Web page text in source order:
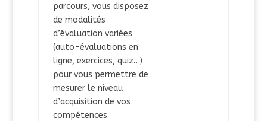
parcours, vous disposez
de modalités
d’évaluation variées
(auto-évaluations en
ligne, exercices, quiz…)
pour vous permettre de
mesurer le niveau
d’acquisition de vos
compétences.